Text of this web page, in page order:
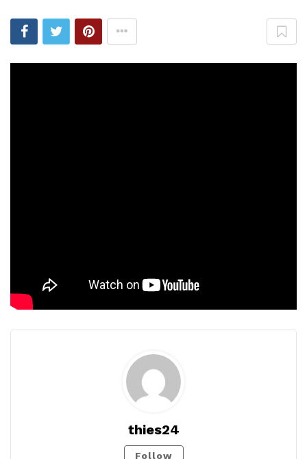
thies24
Follow